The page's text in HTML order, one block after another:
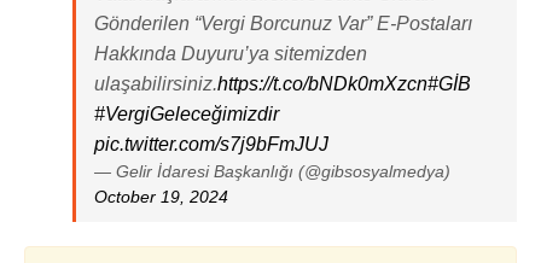
Gönderilen “Vergi Borcunuz Var” E-Postaları
Hakkında Duyuru’ya sitemizden
ulaşabilirsiniz.https://t.co/bNDk0mXzcn#GİB
#VergiGeleceğimizdir
pic.twitter.com/s7j9bFmJUJ
— Gelir İdaresi Başkanlığı (@gibsosyalmedya)
October 19, 2024